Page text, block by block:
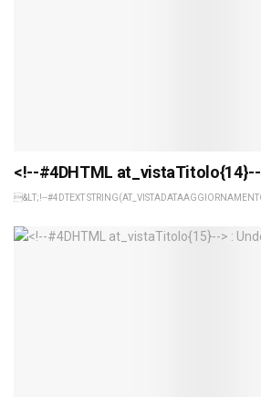
<!--#4DHTML
&LT;!--#4DTEXT